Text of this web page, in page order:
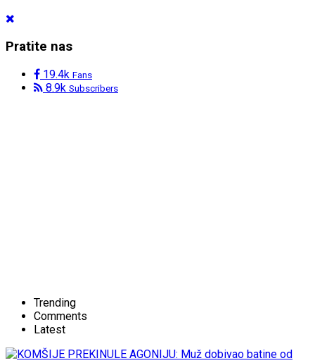
Pratite nas
19.4k Fans
8.9k Subscribers
Trending
Comments
Latest